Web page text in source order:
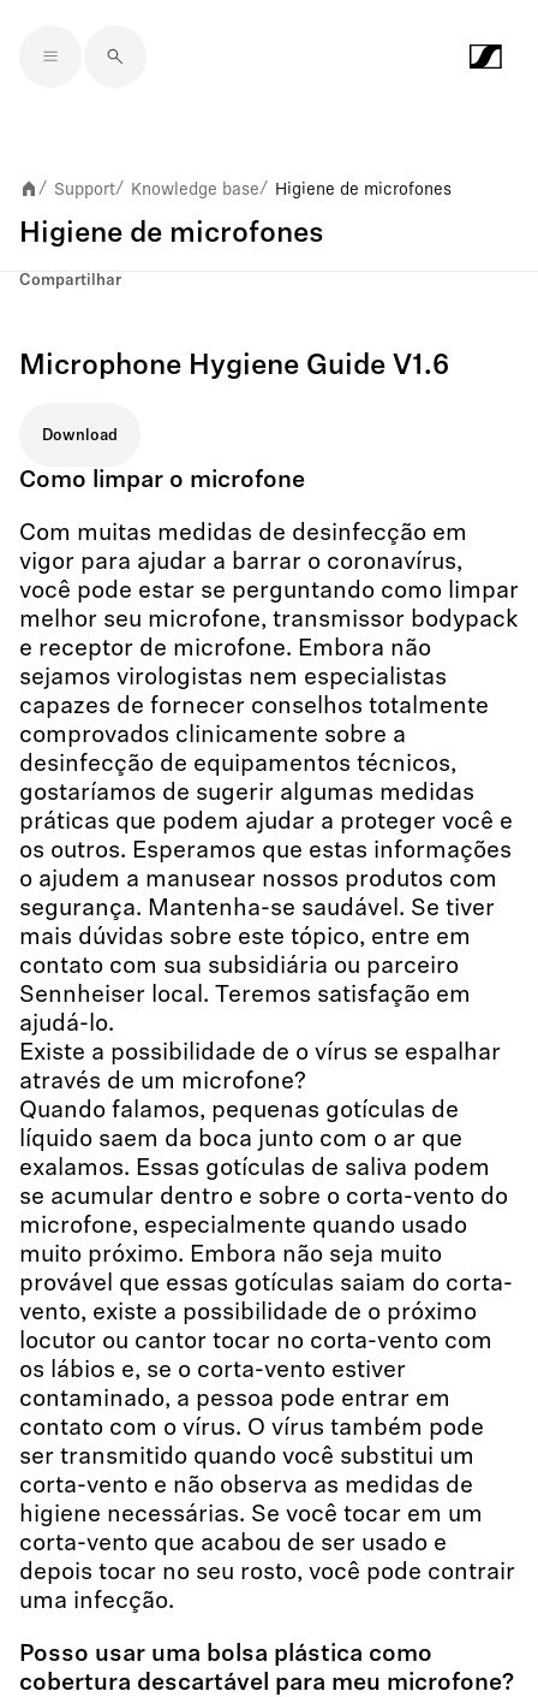
/ Support/ Knowledge base/ Higiene de microfones
Higiene de microfones
Compartilhar
Microphone Hygiene Guide V1.6
Download
Como limpar o microfone
Com muitas medidas de desinfecção em
vigor para ajudar a barrar o coronavírus,
você pode estar se perguntando como limpar
melhor seu microfone, transmissor bodypack
e receptor de microfone. Embora não
sejamos virologistas nem especialistas
capazes de fornecer conselhos totalmente
comprovados clinicamente sobre a
desinfecção de equipamentos técnicos,
gostaríamos de sugerir algumas medidas
práticas que podem ajudar a proteger você e
os outros. Esperamos que estas informações
o ajudem a manusear nossos produtos com
segurança. Mantenha-se saudável. Se tiver
mais dúvidas sobre este tópico, entre em
contato com sua subsidiária ou parceiro
Sennheiser local. Teremos satisfação em
ajudá-lo.
Existe a possibilidade de o vírus se espalhar
através de um microfone?
Quando falamos, pequenas gotículas de
líquido saem da boca junto com o ar que
exalamos. Essas gotículas de saliva podem
se acumular dentro e sobre o corta-vento do
microfone, especialmente quando usado
muito próximo. Embora não seja muito
provável que essas gotículas saiam do corta-
vento, existe a possibilidade de o próximo
locutor ou cantor tocar no corta-vento com
os lábios e, se o corta-vento estiver
contaminado, a pessoa pode entrar em
contato com o vírus. O vírus também pode
ser transmitido quando você substitui um
corta-vento e não observa as medidas de
higiene necessárias. Se você tocar em um
corta-vento que acabou de ser usado e
depois tocar no seu rosto, você pode contrair
uma infecção.
Posso usar uma bolsa plástica como
cobertura descartável para meu microfone?